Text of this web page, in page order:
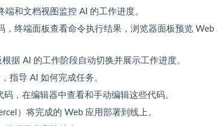
端和文档视图监控 AI 的工作进度。
，终端面板查看命令执行结果，浏览器面板预览 Web
据 AI 的工作阶段自动切换并展示工作进度。
指导 AI 如何完成任务。
，在编辑器中查看和手动编辑这些代码。
）将完成的 Web 应用部署到线上。